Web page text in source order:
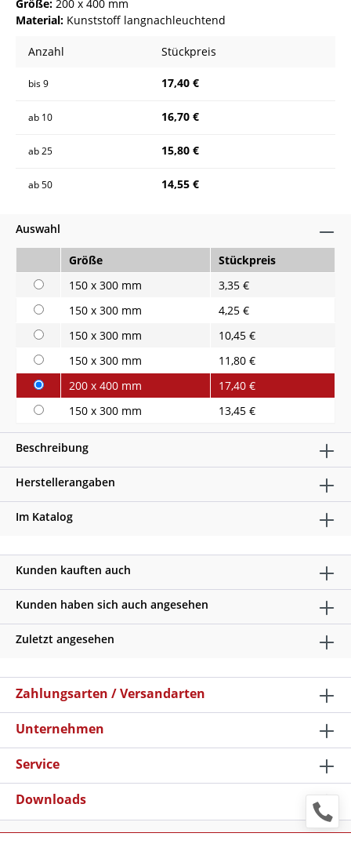
Größe: 200 x 400 mm
Material: Kunststoff langnachleuchtend
Anzahl Stückpreis
bis9 17,40 €
ab 10 16,70 €
ab25 15,80 €
ab50 14,55 €
Auswahl
Größe
Stückpreis
150 x 300 mm
3,35 €
150 x 300 mm
4,25 €
150 x 300 mm
10,45 €
150 x 300 mm
11,80 €
200 x 400 mm
17,40 €
150 x 300 mm
13,45 €
Beschreibung
Herstellerangaben
Im Katalog
Kunden kauften auch
Kunden haben sich auch angesehen
Zuletzt angesehen
Zahlungsarten / Versandarten
Unternehmen
Service
Downloads